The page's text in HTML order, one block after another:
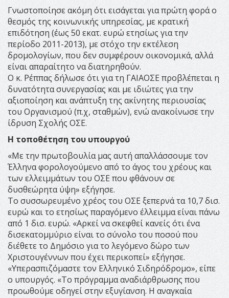
Γνωστοποίησε ακόμη ότι εισάγεται για πρώτη φορά ο
θεσμός της κοινωνικής υπηρεσίας, με κρατική
επιδότηση (έως 50 εκατ. ευρώ ετησίως για την
περίοδο 2011-2013), με στόχο την εκτέλεση
δρομολογίων, που δεν συμφέρουν οικονομικά, αλλά
είναι απαραίτητο να διατηρηθούν.
Ο κ. Ρέππας δήλωσε ότι για τη ΓΑΙΑΟΣΕ προβλέπεται η
δυνατότητα συνεργασίας και με ιδιώτες για την
αξιοποίηση και ανάπτυξη της ακίνητης περιουσίας
του Οργανισμού (π.χ, σταθμών), ενώ ανακοίνωσε την
ίδρυση Σχολής ΟΣΕ.
Η τοποθέτηση του υπουργού
«Με την πρωτοβουλία μας αυτή απαλλάσσουμε τον
Έλληνα φορολογούμενο από το άγος του χρέους και
των ελλειμμάτων του ΟΣΕ που φθάνουν σε
δυσθεώρητα ύψη» εξήγησε.
Το συσσωρευμένο χρέος του ΟΣΕ ξεπερνά τα 10,7 δισ.
ευρώ και το ετησίως παραγόμενο έλλειμμα είναι πάνω
από 1 δισ. ευρώ. «Αρκεί να σκεφθεί κανείς ότι ένα
δισεκατομμύριο είναι το σύνολο του ποσού που
διέθετε το Δημόσιο για το λεγόμενο δώρο των
Χριστουγέννων που έχει περικοπεί» εξήγησε.
«Υπερασπιζόμαστε τον Ελληνικό Σιδηρόδρομο», είπε
ο υπουργός. «Το πρόγραμμα αναδιάρθρωσης που
προωθούμε οδηγεί στην εξυγίανση. Η αναγκαία